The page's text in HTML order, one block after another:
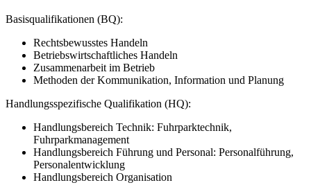
Basisqualifikationen (BQ):
Rechtsbewusstes Handeln
Betriebswirtschaftliches Handeln
Zusammenarbeit im Betrieb
Methoden der Kommunikation, Information und Planung
Handlungsspezifische Qualifikation (HQ):
Handlungsbereich Technik: Fuhrparktechnik,
Fuhrparkmanagement
Handlungsbereich Führung und Personal: Personalführung,
Personalentwicklung
Handlungsbereich Organisation